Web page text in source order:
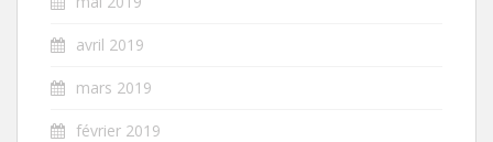
avril 2019
mars 2019
février 2019